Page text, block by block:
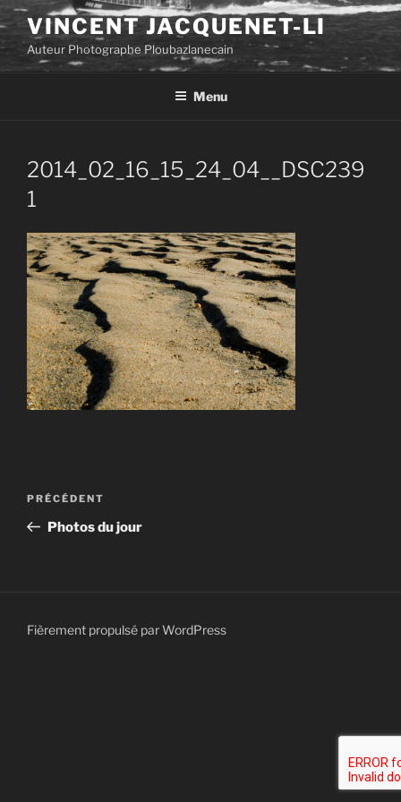
Aller
au
contenu
principal
VINCENT JACQUENET-LI
Auteur Photographe Ploubazlanecain
Menu
2014_02_16_15_24_04__DSC239
1
Navigation
l’article
Article
précédent
PRÉCÉDENT
Photos du jour
Fièrement propulsé par WordPress